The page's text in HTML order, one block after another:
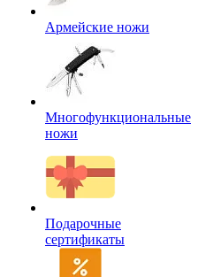
Армейские ножи
Многофункциональные
ножи
Подарочные
сертификаты